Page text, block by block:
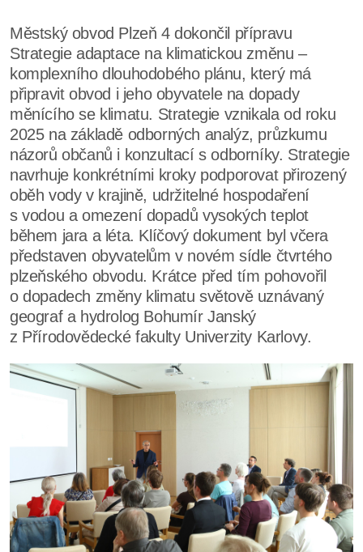
Městský obvod Plzeň 4 dokončil přípravu
Strategie adaptace na klimatickou změnu –
komplexního dlouhodobého plánu, který má
připravit obvod i jeho obyvatele na dopady
měnícího se klimatu. Strategie vznikala od roku
2025 na základě odborných analýz, průzkumu
názorů občanů i konzultací s odborníky. Strategie
navrhuje konkrétními kroky podporovat přirozený
oběh vody v krajině, udržitelné hospodaření
s vodou a omezení dopadů vysokých teplot
během jara a léta. Klíčový dokument byl včera
představen obyvatelům v novém sídle čtvrtého
plzeňského obvodu. Krátce před tím pohovořil
o dopadech změny klimatu světově uznávaný
geograf a hydrolog Bohumír Janský
z Přírodovědecké fakulty Univerzity Karlovy.